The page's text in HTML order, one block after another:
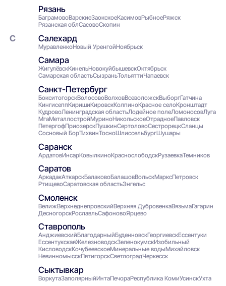
Рязань
БаграмовоВарскиеЗаокскоеКасимовРыбноеРяжск
Рязанская облСасовоСкопин
Салехард
МуравленкоНовый УренгойНоябрьск
Самара
ЖигулёвскКинельНовокуйбышевскОктябрьск
Самарская областьСызраньТольяттиЧапаевск
Санкт-Петербург
БокситогорскВолосовоВолховВсеволожскВыборгГатчина
КингисеппКиришиКировскКолпиноКрасное селоКронштадт
КудровоЛенинградская областьЛодейное полеЛомоносовЛуга
МгаМеталлостройМуриноНикольскоеОтрадноеПавловск
ПетергофПриозерскПушкинСертоловоСестрорецкСланцы
Сосновый БорТихвинТосноШлиссельбургШушары
Саранск
АрдатовИнсарКовылкиноКраснослободскРузаевкаТемников
Саратов
АркадакАткарскБалаковоБалашовВольскМарксПетровск
РтищевоСаратовская областьЭнгельс
Смоленск
ВелижВерхнеднепровскийВерхняя ДубровенкаВязьмаГагарин
ДесногорскРославльСафоновоЯрцево
Ставрополь
АнджиевскийБлагодарныйБуденновскГеоргиевскЕссентуки
ЕссентукскаяЖелезноводскЗеленокумскИзобильный
КисловодскКочубеевскоеМинеральные водыМихайловск
НевинномысскПятигорскСветлоградЧеркесск
Сыктывкар
ВоркутаЗаполярныйИнтаПечораРеспублика КомиУсинскУхта